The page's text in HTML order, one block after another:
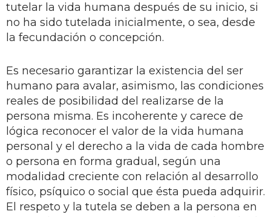
tutelar la vida humana después de su inicio, si
no ha sido tutelada inicialmente, o sea, desde
la fecundación o concepción.
Es necesario garantizar la existencia del ser
humano para avalar, asimismo, las condiciones
reales de posibilidad del realizarse de la
persona misma. Es incoherente y carece de
lógica reconocer el valor de la vida humana
personal y el derecho a la vida de cada hombre
o persona en forma gradual, según una
modalidad creciente con relación al desarrollo
físico, psíquico o social que ésta pueda adquirir.
El respeto y la tutela se deben a la persona en